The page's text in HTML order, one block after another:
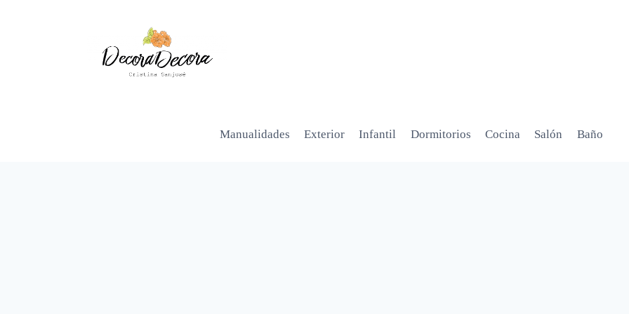
Manualidades Exterior Infantil Dormitorios Cocina Salón Baño